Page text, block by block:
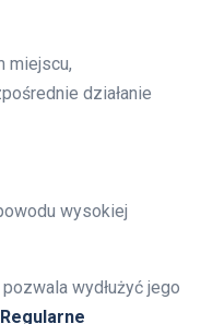
miejscu,
działanie
wysokiej
pozwala wydłużyć jego
Regularne